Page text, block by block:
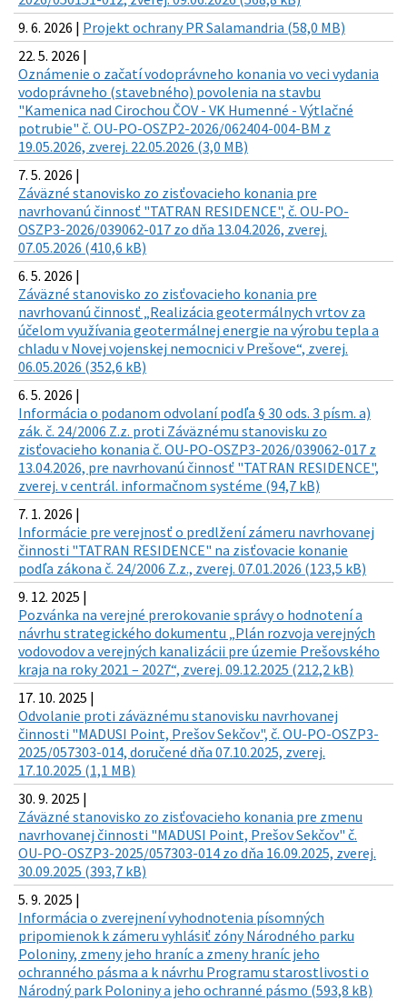
9. 6. 2026 | Projekt ochrany PR Salamandria (58,0 MB)
22. 5. 2026 |
Oznámenie o začatí vodoprávneho konania vo veci vydania
vodoprávneho (stavebného) povolenia na stavbu
"Kamenica nad Cirochou ČOV - VK Humenné - Výtlačné
potrubie" č. OU-PO-OSZP2-2026/062404-004-BM z
19.05.2026, zverej. 22.05.2026 (3,0 MB)
7. 5. 2026 |
Záväzné stanovisko zo zisťovacieho konania pre
navrhovanú činnosť "TATRAN RESIDENCE", č. OU-PO-
OSZP3-2026/039062-017 zo dňa 13.04.2026, zverej.
07.05.2026 (410,6 kB)
6. 5. 2026 |
Záväzné stanovisko zo zisťovacieho konania pre
navrhovanú činnosť „Realizácia geotermálnych vrtov za
účelom využívania geotermálnej energie na výrobu tepla a
chladu v Novej vojenskej nemocnici v Prešove“, zverej.
06.05.2026 (352,6 kB)
6. 5. 2026 |
Informácia o podanom odvolaní podľa § 30 ods. 3 písm. a)
zák. č. 24/2006 Z.z. proti Záväznému stanovisku zo
zisťovacieho konania č. OU-PO-OSZP3-2026/039062-017 z
13.04.2026, pre navrhovanú činnosť "TATRAN RESIDENCE",
zverej. v centrál. informačnom systéme (94,7 kB)
7. 1. 2026 |
Informácie pre verejnosť o predlžení zámeru navrhovanej
činnosti "TATRAN RESIDENCE" na zisťovacie konanie
podľa zákona č. 24/2006 Z.z., zverej. 07.01.2026 (123,5 kB)
9. 12. 2025 |
Pozvánka na verejné prerokovanie správy o hodnotení a
návrhu strategického dokumentu „Plán rozvoja verejných
vodovodov a verejných kanalizácii pre územie Prešovského
kraja na roky 2021 – 2027“, zverej. 09.12.2025 (212,2 kB)
17. 10. 2025 |
Odvolanie proti záväznému stanovisku navrhovanej
činnosti "MADUSI Point, Prešov Sekčov", č. OU-PO-OSZP3-
2025/057303-014, doručené dňa 07.10.2025, zverej.
17.10.2025 (1,1 MB)
30. 9. 2025 |
Záväzné stanovisko zo zisťovacieho konania pre zmenu
navrhovanej činnosti "MADUSI Point, Prešov Sekčov" č.
OU-PO-OSZP3-2025/057303-014 zo dňa 16.09.2025, zverej.
30.09.2025 (393,7 kB)
5. 9. 2025 |
Informácia o zverejnení vyhodnotenia písomných
pripomienok k zámeru vyhlásiť zóny Národného parku
Poloniny, zmeny jeho hraníc a zmeny hraníc jeho
ochranného pásma a k návrhu Programu starostlivosti o
Národný park Poloniny a jeho ochranné pásmo (593,8 kB)